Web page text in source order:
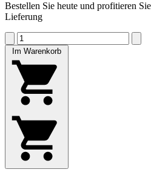
Bestellen Sie heute und profitieren
Lieferung
Im Warenkorb